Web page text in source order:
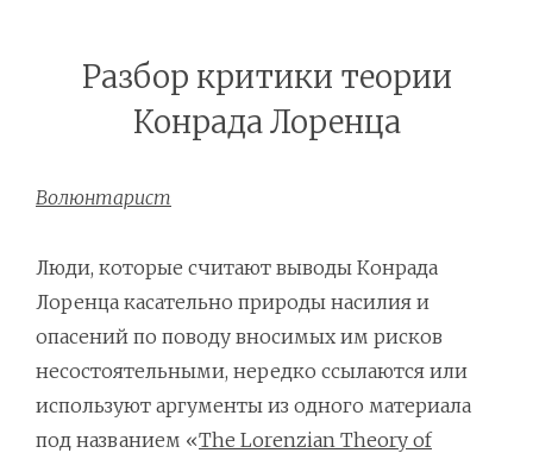
Разбор критики теории
Конрада Лоренца
Волюнтарист
Люди, которые считают выводы Конрада
Лоренца касательно природы насилия и
опасений по поводу вносимых им рисков
несостоятельными, нередко ссылаются или
используют аргументы из одного материала
под названием «The Lorenzian Theory of